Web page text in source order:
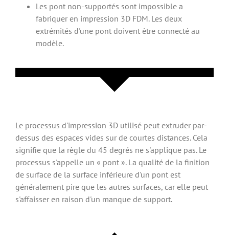
Les pont non-supportés sont impossible a
fabriquer en impression 3D FDM. Les deux
extrémités d'une pont doivent être connecté au
modèle.
Le processus d'impression 3D utilisé peut extruder par-
dessus des espaces vides sur de courtes distances. Cela
signifie que la règle du 45 degrés ne s'applique pas. Le
processus s'appelle un « pont ». La qualité de la finition
de surface de la surface inférieure d'un pont est
généralement pire que les autres surfaces, car elle peut
s'affaisser en raison d'un manque de support.